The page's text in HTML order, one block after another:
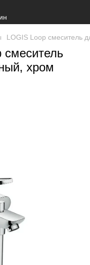
LOGIS Loop смеситель
смеситель
хром